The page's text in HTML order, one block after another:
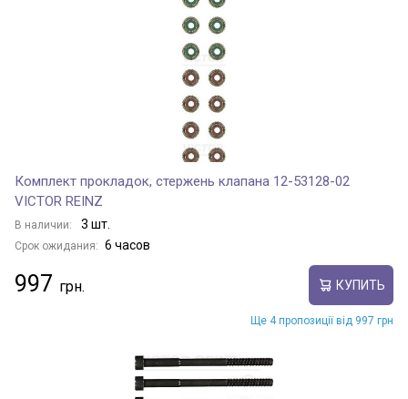
Комплект прокладок, стержень клапана 12-53128-02
VICTOR REINZ
В наличии: 3 шт.
Срок ожидания: 6 часов
997 КУПИТЬ
Ще 4 пропозиції від 997 грн